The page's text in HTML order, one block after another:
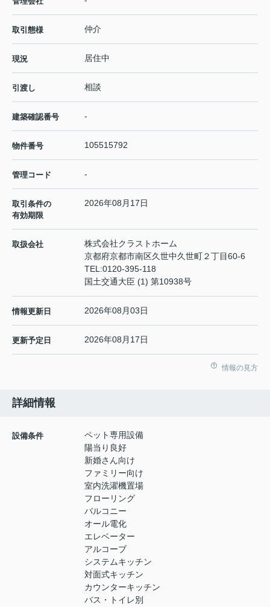
取引態様 仲介
現況 居住中
引渡し 相談
建築確認番号 -
物件番号 105515792
管理コード -
取引条件の
有効期限
2026年08月17日
取扱会社
株式会社クラストホーム
京都府京都市南区久世中久世町２丁目60-6
TEL:0120-395-118
国土交通大臣 (1) 第10938号
情報更新日 2026年08月03日
更新予定日 2026年08月17日
情報の見方
詳細情報
設備条件
ペット専用設備
陽当り良好
新婚さん向け
ファミリー向け
室内洗濯機置場
フローリング
バルコニー
オール電化
エレベーター
アルコーブ
システムキッチン
対面式キッチン
カウンターキッチン
バス・トイレ別